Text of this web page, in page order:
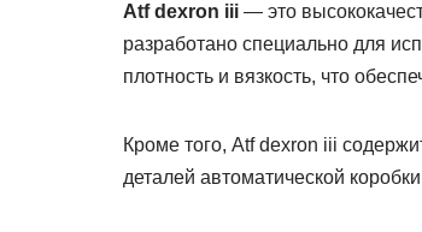
Atf dexron iii — это
разработано специально для
плотность и вязкость, что
Кроме того, Atf dexron iii
деталей автоматической